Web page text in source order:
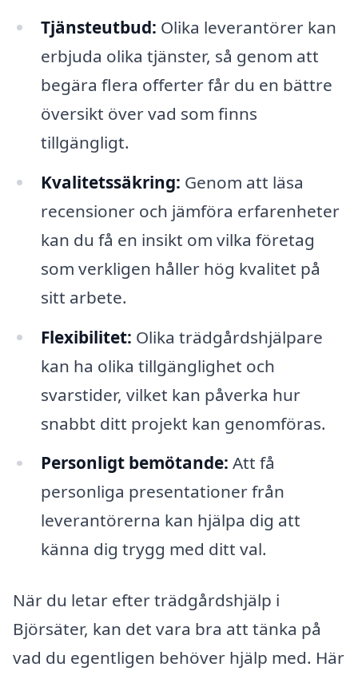
Tjänsteutbud: Olika leverantörer kan
erbjuda olika tjänster, så genom att
begära flera offerter får du en bättre
översikt över vad som finns
tillgängligt.
Kvalitetssäkring: Genom att läsa
recensioner och jämföra erfarenheter
kan du få en insikt om vilka företag
som verkligen håller hög kvalitet på
sitt arbete.
Flexibilitet: Olika trädgårdshjälpare
kan ha olika tillgänglighet och
svarstider, vilket kan påverka hur
snabbt ditt projekt kan genomföras.
Personligt bemötande: Att få
personliga presentationer från
leverantörerna kan hjälpa dig att
känna dig trygg med ditt val.
När du letar efter trädgårdshjälp i
Björsäter, kan det vara bra att tänka på
vad du egentligen behöver hjälp med. Här